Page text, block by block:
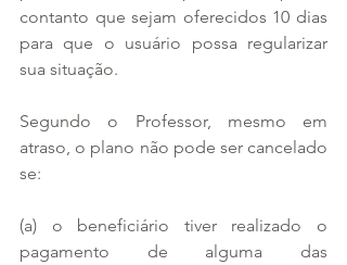
contanto que sejam oferecidos 10 dias
para que o usuário possa regularizar
sua situação.
Segundo o Professor, mesmo em
atraso, o plano não pode ser cancelado
se:
(a) o beneficiário tiver realizado o
pagamento de alguma das